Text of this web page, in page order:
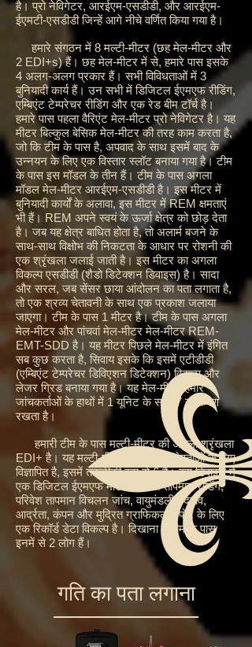
है। प्रो नेविगेटर, आरईएम-एसडीडी, और आरईएम-
ईएमटी-एसडीडी जिन्हें आगे नीचे वर्णित किया गया है।
हमारे संगठन में 8 मल्टी-मीटर (छह मेल-मीटर और
2 EDI+s) हैं। छह मेल-मीटर में से, हमारे पास इसके
4 अलग-अलग प्रकार हैं। सभी विविधताओं में 3
बुनियादी कार्य हैं। उन सभी में डिजिटल ईएमएफ रीडिंग,
एम्बिएंट टेम्परेचर रीडिंग और एक रेड बीम टॉर्च है।
हमारे पास पहला वैरिएंट मेल-मीटर प्रो नेविगेटर है। यह
मीटर बिल्कुल बेसिक मेल-मीटर की तरह काम करता है,
जो कि टीम के पास है, अपवाद के साथ इसमें बाद के
उन्नयन के लिए एक विस्तार स्लॉट बनाया गया है। टीम
के पास इस मॉडल के तीन हैं। टीम के पास अगला
मॉडल मेल-मीटर आरईएम-एसडीडी है। इस मीटर में
बुनियादी कार्यों के अलावा, इस मीटर में REM क्षमताएं
भी हैं। REM अपने स्वयं के ऊर्जा क्षेत्र को छोड़ देता
है। जब यह क्षेत्र बाधित होता है, तो अलार्म बजने के
साथ-साथ विक्षोभ की निकटता के आधार पर रोशनी की
एक श्रृंखला जलाई जाती है। इस मीटर का अगला
विकल्प एसडीडी (शैडो डिटेक्शन डिवाइस) है। सादा
और सरल, जब सेंसर छाया आंदोलन का पता लगाता है,
तो एक श्रव्य चेतावनी के साथ एक प्रकाश जलाया
जाएगा। टीम के पास 1 मीटर है। टीम के पास अगला
मेल-मीटर और पांचवां मेल-मीटर मेल-मीटर REM-
EMT-SDD है। यह मीटर पिछले मेल-मीटर में इंगित
सब कुछ करता है, सिवाय इसके कि इसमें एटीडीडी
(एम्बिएंट टेम्परेचर डिविएशन डिटेक्शन) विकल्प और
लेजर ग्रिड बनाया गया है। यह मेल-मीटर हमारे
जांचकर्ताओं के हाथों में 1 यूनिट के साथ 7 उपकरण
रखता है।
हमारी टीम के पास मल्टी-मीटर की अगली श्रृंखला
EDI+ है। यह मल्टी-मीटर भले ही 6 विशेषताओं के लिए
विज्ञापित है, इसमें तकनीकी रूप से 6 हैं। इस डिवाइस में
एक डिजिटल ईएमएफ मीटर, परिवेश तापमान रीडिंग,
परिवेश तापमान विचलन जांच, वायुमंडलीय दबाव,
आर्द्रता, कंपन और मुद्रित ग्राफिकल रिपोर्ट के लिए
एक रिकॉर्ड डेटा विकल्प है। दिखाना। टीम के पास
इनमें से 2 लोग हैं।
गति का पता लगाना